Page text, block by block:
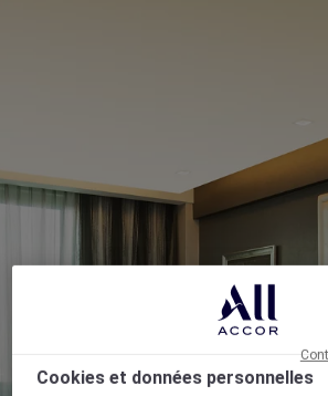
Cookies et données personnelles